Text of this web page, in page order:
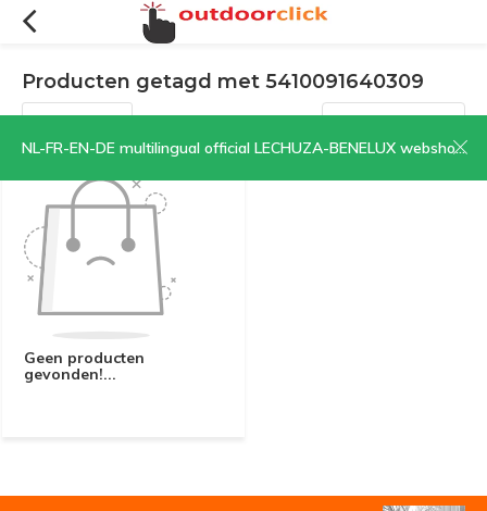
NL-FR-EN-DE multilingual official LECHUZA-BENELUX webshop | CLICK HERE NOW!
Producten getagd met 5410091640309
Filters Sorteren op:
Geen producten
gevonden!...